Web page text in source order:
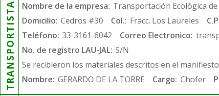
TRANSPORTISTA Nombre de la empresa: Transportación Ecológica de
Domicilio: Cedros #30 Col.: Fracc. Los Laureles
Teléfono: 33-3161-6042 Correo Electronico:
No. de registro LAU-JAL: S/N
Se recibieron los materiales descritos en el
Nombre: GERARDO DE LA TORRE Cargo: Chofer